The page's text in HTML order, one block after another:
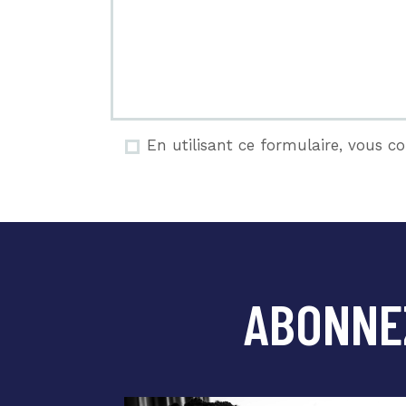
En utilisant ce formulaire, vous